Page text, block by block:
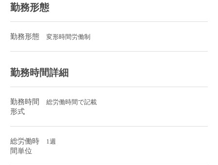
勤務形態
勤務形態 変形時間労働制
勤務時間詳細
勤務時間
形式
総労働時間で記載
総労働時
間単位
1週